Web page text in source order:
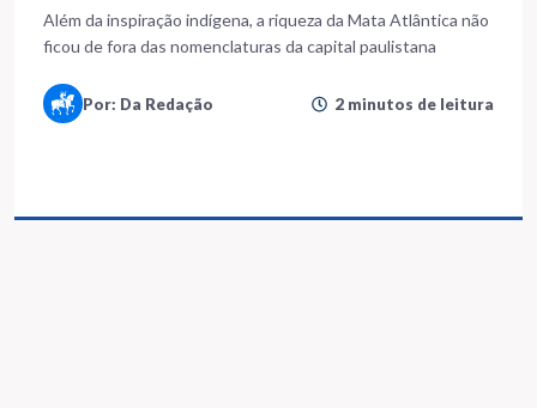
Além da inspiração indígena, a riqueza da Mata Atlântica não
ficou de fora das nomenclaturas da capital paulistana
Por: Da Redação 2 minutos de leitura